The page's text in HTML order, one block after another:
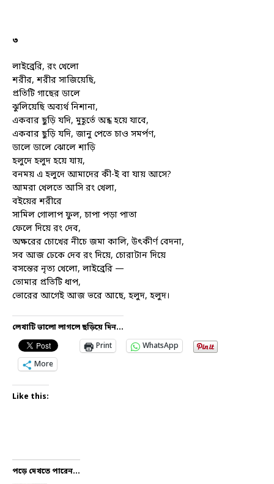
৩
লাইব্রেরি, রং খেলো
শরীর, শরীর সাজিয়েছি,
প্রতিটি গাছের ডালে
ঝুলিয়েছি অব্যর্থ নিশানা,
একবার ছুড়ি যদি, মুহূর্তে অন্ধ হয়ে যাবে,
একবার ছুড়ি যদি, জানু পেতে চাও সমর্পণ,
ডালে ডালে ঝোলে শাড়ি
হলুদে হলুদ হয়ে যায়,
বনময় এ হলুদে আমাদের কী-ই বা যায় আসে?
আমরা খেলতে আসি রং খেলা,
বইয়ের শরীরে
সামিল গোলাপ ফুল, চাপা পড়া পাতা
ফেলে দিয়ে রং দেব,
অক্ষরের চোখের নীচে জমা কালি, উৎকীর্ণ বেদনা,
সব আজ ঢেকে দেব রং দিয়ে, চোরাটান দিয়ে
বসন্তের নৃত্য খেলো, লাইব্রেরি —
তোমার প্রতিটি ধাপ,
ভোরের আগেই আজ ভরে আছে, হলুদ, হলুদ।
লেখাটি ভালো লাগলে ছড়িয়ে দিন...
Print
WhatsApp
More
Like this:
পড়ে দেখতে পারেন...